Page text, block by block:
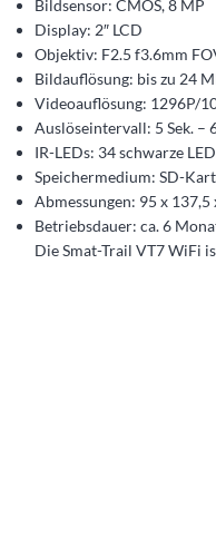
Bildsensor: CMOS, 8 MP
Display: 2″ LCD
Objektiv: F2.5 f3.6mm
Bildauflösung: bis zu 24
Videoauflösung: 1296P/
Auslöseintervall: 5 Sek. –
IR-LEDs: 34 schwarze
Speichermedium: SD-
Abmessungen: 95 x
Betriebsdauer: ca. 6
Die Smat-Trail VT7 WiFi